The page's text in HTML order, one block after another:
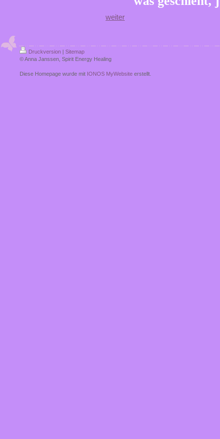
weiter
Druckversion | Sitemap
© Anna Janssen, Spirit Energy Healing
Diese Homepage wurde mit IONOS MyWebsite erstellt.